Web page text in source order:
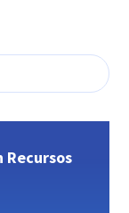
Recursos